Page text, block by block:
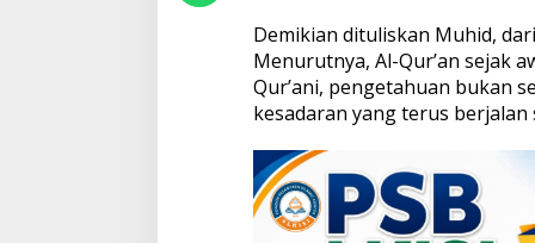
s
e
m
o
o
g
i
Q
Demikian dituliskan Muhid,
Menurutnya, Al-Qur’an sejak
Qur’ani, pengetahuan bukan
kesadaran yang terus berjalan